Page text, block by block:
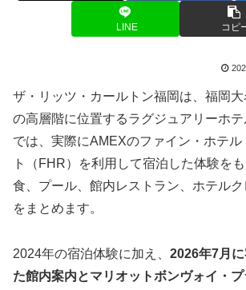
LINE コピ
ザ・リッツ・カールトン福岡は、福岡
の高層階に位置するラグジュアリーホ
では、実際にAMEXのファイン・ホテ
ト（FHR）を利用して宿泊した体験を
食、プール、館内レストラン、ホテル
をまとめます。
2024年の宿泊体験に加え、 2026年7月
た館内案内とマリオットボンヴォイ・